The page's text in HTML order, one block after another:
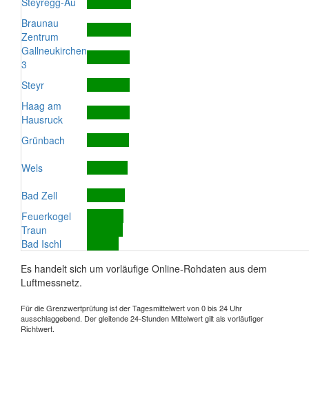
Braunau
Zentrum
Gallneukirchen
3
Steyr
Haag am
Hausruck
Grünbach
Wels
Bad Zell
Feuerkogel
Traun
Bad Ischl
Es handelt sich um vorläufige Online-Rohdaten aus dem
Luftmessnetz.
Für die Grenzwertprüfung ist der Tagesmittelwert von 0 bis 24 Uhr
ausschlaggebend. Der gleitende 24-Stunden Mittelwert gilt als vorläufiger
Richtwert.